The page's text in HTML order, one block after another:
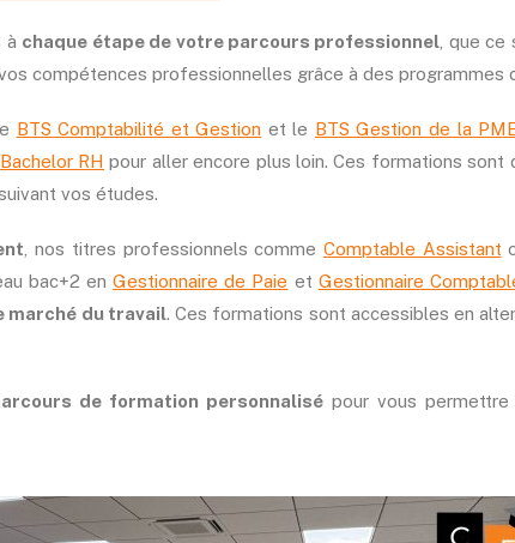
à chaque étape de votre parcours professionnel , que
compétences professionnelles grâce à des programmes
BTS Comptabilité et Gestion et le BTS Gestion de la
Bachelor RH pour aller encore plus loin. Ces formations sont
vos études.
, nos titres professionnels comme Comptable Assistant
bac+2 enGestionnaire de Paie et Gestionnaire
marché du travail. Ces formations sont accessibles en
de formation personnalisé pour vous